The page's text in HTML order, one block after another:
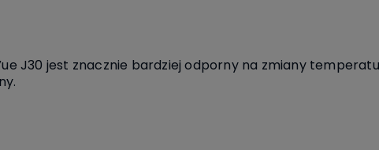
J30 jest znacznie bardziej odporny na zmiany